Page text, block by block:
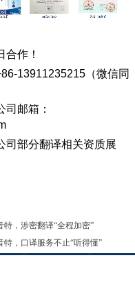
合作！
13911235215 （微信同
司邮箱：
司部分翻译相关资质展
特，涉密翻译“全程加密”
特，口译服务不止“听得懂”